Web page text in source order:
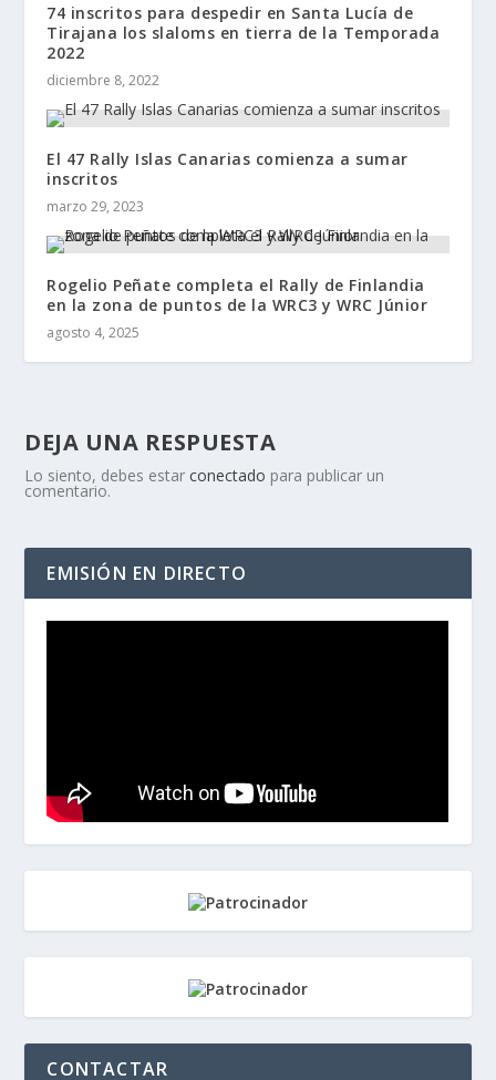
74 inscritos para despedir en Santa Lucía de
Tirajana los slaloms en tierra de la Temporada
2022
diciembre 8, 2022
El 47 Rally Islas Canarias comienza a sumar
inscritos
marzo 29, 2023
Rogelio Peñate completa el Rally de Finlandia
en la zona de puntos de la WRC3 y WRC Júnior
agosto 4, 2025
DEJA UNA RESPUESTA
Lo siento, debes estarconectado para publicar un
comentario.
EMISIÓN EN DIRECTO
CONTACTAR